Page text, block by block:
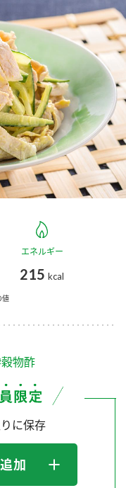
調味酢
ぽん酢
鍋用調味料
たれ
中華
おすしの素
米飯用調味液
ム）
エネルギー
215 kcal
値
物酢
に保存
加